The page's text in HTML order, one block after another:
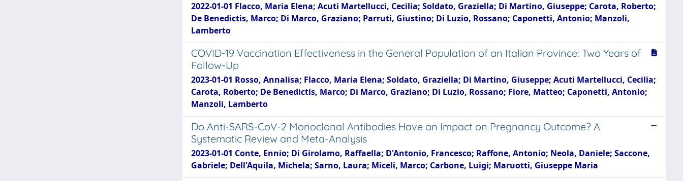
2022-01-01 Flacco, Maria Elena; Acuti Martellucci, Cecilia; Soldato, Graziella; Di Martino, Giuseppe; Carota, Roberto;
De Benedictis, Marco; Di Marco, Graziano; Parruti, Giustino; Di Luzio, Rossano; Caponetti, Antonio; Manzoli,
Lamberto
COVID-19 Vaccination Effectiveness in the General Population of an Italian Province: Two Years of
Follow-Up
2023-01-01 Rosso, Annalisa; Flacco, Maria Elena; Soldato, Graziella; Di Martino, Giuseppe; Acuti Martellucci, Cecilia;
Carota, Roberto; De Benedictis, Marco; Di Marco, Graziano; Di Luzio, Rossano; Fiore, Matteo; Caponetti, Antonio;
Manzoli, Lamberto
Do Anti-SARS-CoV-2 Monoclonal Antibodies Have an Impact on Pregnancy Outcome? A
Systematic Review and Meta-Analysis
2023-01-01 Conte, Ennio; Di Girolamo, Raffaella; D'Antonio, Francesco; Raffone, Antonio; Neola, Daniele; Saccone,
Gabriele; Dell'Aquila, Michela; Sarno, Laura; Miceli, Marco; Carbone, Luigi; Maruotti, Giuseppe Maria